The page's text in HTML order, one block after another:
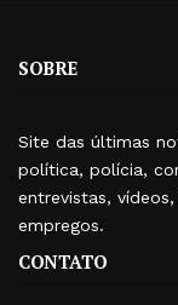
SOBRE
Site das últimas
política, polícia,
entrevistas,
empregos.
CONTATO